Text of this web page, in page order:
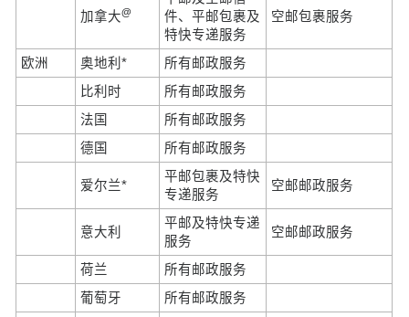
加拿大@
件、平邮包裹及
特快专递服务
空邮包裹服务
欧洲 奥地利*
所有邮政服务
比利时
所有邮政服务
法国
所有邮政服务
德国
所有邮政服务
爱尔兰*
平邮包裹及特快
专递服务
空邮邮政服务
意大利
平邮及特快专递
服务
空邮邮政服务
荷兰
所有邮政服务
葡萄牙
所有邮政服务